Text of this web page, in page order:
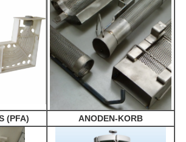
(PFA) ANODEN-KORB